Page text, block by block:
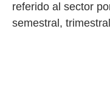
referido al sector
semestral,